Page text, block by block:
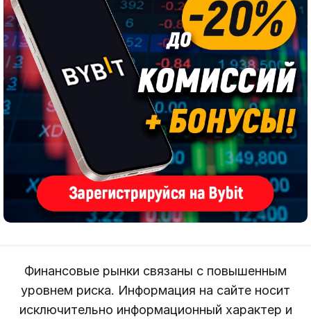
Финансовые рынки связаны с повышенным
уровнем риска. Информация на сайте носит
исключительно информационный характер и